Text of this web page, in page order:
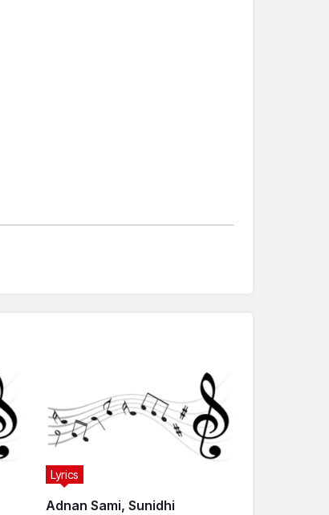
Adnan Sami, Sunidhi
Lyrics